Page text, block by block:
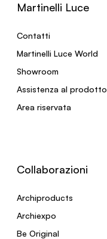
Martinelli Luce
Contatti
Martinelli Luce World
Showroom
Assistenza al prodotto
Area riservata
Collaborazioni
Archiproducts
Archiexpo
Be Original